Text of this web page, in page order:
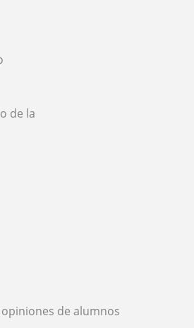
de la
opiniones de alumnos